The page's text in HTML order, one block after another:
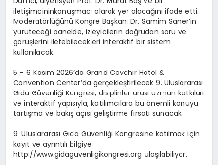
iletişimcininkonuşmacı olarak yer alacağını ifade etti.
Moderatörlüğünü Kongre Başkanı Dr. Samim Saner’in
yürüteceği panelde, izleyicilerin doğrudan soru ve
görüşlerini iletebilecekleri interaktif bir sistem
kullanılacak.
5 – 6 Kasım 2026’da Grand Cevahir Hotel &
Convention Center’da gerçekleştirilecek 9. Uluslararası
Gıda Güvenliği Kongresi,disiplinler arası uzman katkıları
ve interaktif yapısıyla, katılımcılara bu önemli konuyu
tartışma ve bakış açısı geliştirme fırsatı sunacak.
9. Uluslararası Gıda Güvenliği Kongresine katılmak için
kayıt ve ayrıntılı bilgiye
http://www.gidaguvenligikongresi.org ulaşılabiliyor.